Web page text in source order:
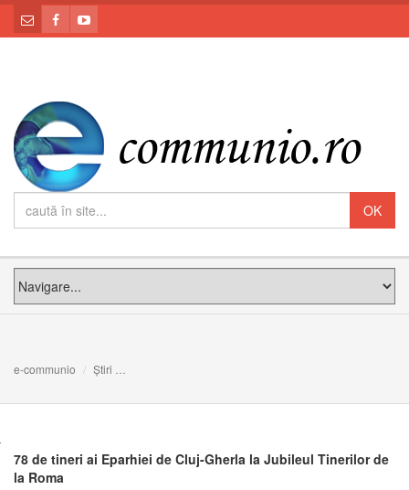
e-communio Știri
78 de tineri ai Eparhiei de Cluj-Gherla la Jubileul Tinerilor de
la Roma